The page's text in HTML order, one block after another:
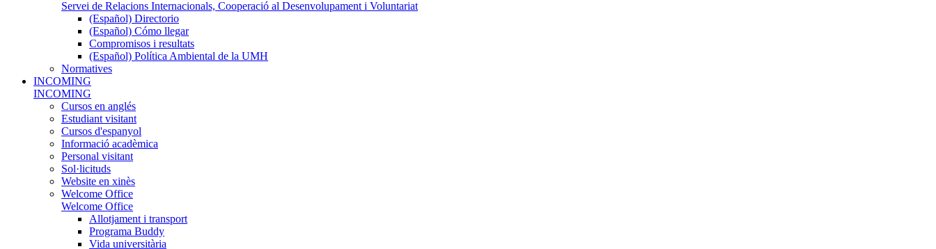
Servei de Relacions Internacionals, Cooperació al Desenvolupament i Voluntariat
(Español) Directorio
(Español) Cómo llegar
Compromisos i resultats
(Español) Política Ambiental de la UMH
Normatives
INCOMING
INCOMING
Cursos en anglés
Estudiant visitant
Cursos d'espanyol
Informació acadèmica
Personal visitant
Sol·licituds
Website en xinès
Welcome Office
Welcome Office
Allotjament i transport
Programa Buddy
Vida universitària